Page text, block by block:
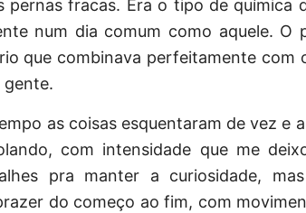
pernas fracas. Era o tipo de química
num dia comum como aquele. O
que combinava perfeitamente com
gente.
as coisas esquentaram de vez e
com intensidade que me
pra manter a curiosidade,
do começo ao fim, com